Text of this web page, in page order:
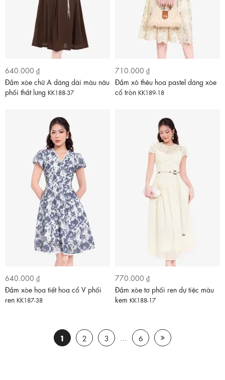
640.000 ₫
Đầm xòe chữ A dáng dài màu nâu
phối thắt lưng KK188-37
710.000 ₫
Đầm xô thêu hoa pastel dáng xòe
cổ tròn KK189-18
640.000 ₫
Đầm xòe họa tiết hoa cổ V phối
ren KK187-38
770.000 ₫
Đầm xòe tơ phối ren dự tiệc màu
kem KK188-17
1 2 3 6